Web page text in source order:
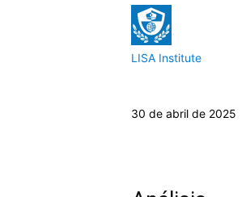
LISA Institute
30 de abril de 2025